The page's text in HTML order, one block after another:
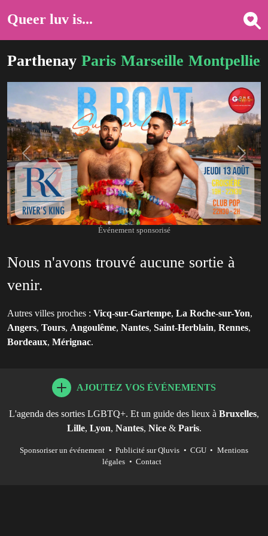
Queer luv is...
Parthenay Paris Marseille Montpellier
Previous Next
Événement sponsorisé
Nous n'avons trouvé aucune sortie à
venir.
Autres villes proches : Vicq-sur-Gartempe, La Roche-sur-Yon,
Angers, Tours, Angoulême, Nantes, Saint-Herblain, Rennes,
Bordeaux, Mérignac.
AJOUTEZ VOS ÉVÉNEMENTS
L'agenda des sorties LGBTQ+. Et un guide des lieux à Bruxelles,
Lille, Lyon, Nantes, Nice& Paris.
Sponsoriser un événement • Publicité sur Qluvis • CGU • Mentions
légales • Contact